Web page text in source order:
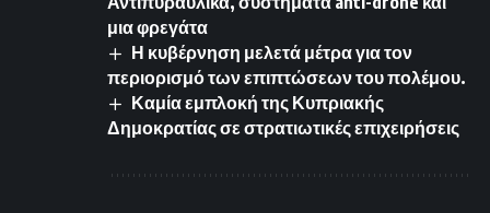
μια φρεγάτα
Η κυβέρνηση μελετά μέτρα για τον
περιορισμό των επιπτώσεων του πολέμου.
Καμία εμπλοκή της Κυπριακής
Δημοκρατίας σε στρατιωτικές επιχειρήσεις